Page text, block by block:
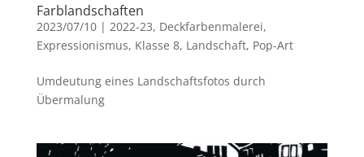
Farblandschaften
2023/07/10| 2022-23, Deckfarbenmalerei,
Expressionismus, Klasse 8, Landschaft, Pop-Art
Umdeutung eines Landschaftsfotos durch
Übermalung